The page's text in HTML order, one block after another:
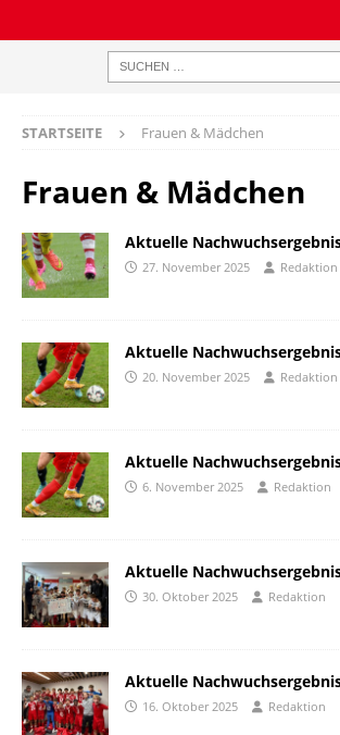
STARTSEITE Frauen & Mädchen
Frauen & Mädchen
Aktuelle
27. November 2025 Redaktion
Aktuelle
20. November 2025 Redaktion
Aktuelle
6. November 2025 Redaktion
Aktuelle
30. Oktober 2025 Redaktion
Aktuelle
16. Oktober 2025 Redaktion